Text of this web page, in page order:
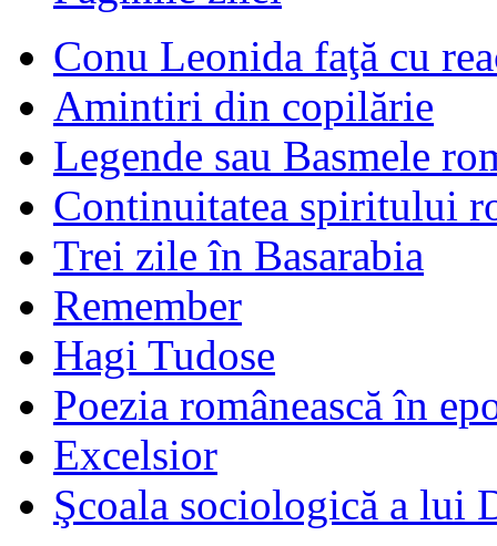
Conu Leonida faţă cu
Amintiri din copilărie
Legende sau Basmele
Continuitatea spiritului
Trei zile în Basarabia
Remember
Hagi Tudose
Poezia românească în
Excelsior
Şcoala sociologică a lui